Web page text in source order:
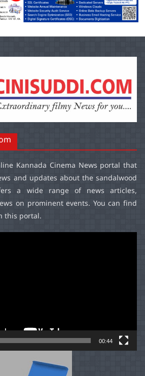
Kannada Cinema News portal that
and updates about the sandalwood
a wide range of news articles,
on prominent events. You can find
this portal.
00:44